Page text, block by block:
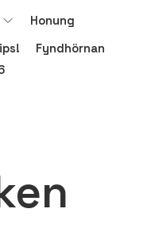
Honung
Fyndhörnan